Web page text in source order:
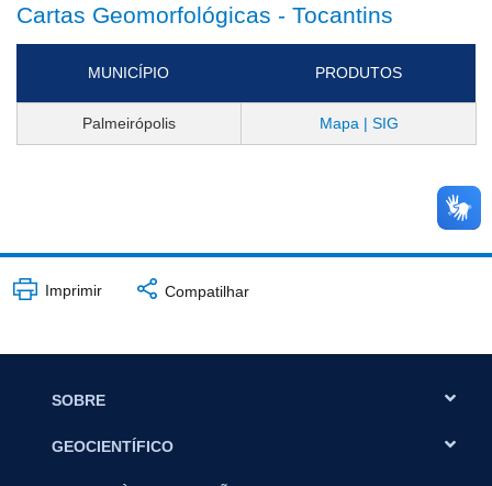
Cartas Geomorfológicas - Tocantins
MUNICÍPIO PRODUTOS
Palmeirópolis Mapa | SIG
Imprimir Compatilhar
SOBRE
GEOCIENTÍFICO